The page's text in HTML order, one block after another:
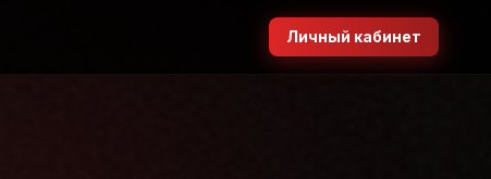
Личный кабинет